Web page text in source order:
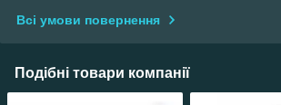
Всі умови повернення
Подібні товари компанії